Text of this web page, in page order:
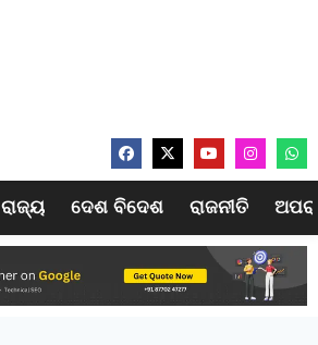
ରାଜ୍ୟ ଦେଶ ବିଦେଶ ରାଜନୀତି